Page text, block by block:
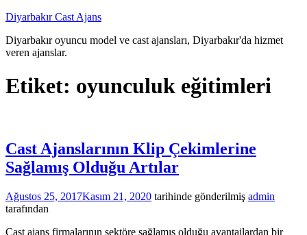
İçeriğe
Diyarbakır Cast Ajans
Diyarbakır oyuncu model ve cast ajansları, Diyarbakır'da hizmet
veren ajanslar.
Etiket: oyunculuk eğitimleri
Cast Ajanslarının Klip Çekimlerine
Sağlamış Olduğu Artılar
Ağustos 25, 2017Kasım 21, 2020 tarihinde gönderilmiş admin
tarafından
Cast ajans firmalarının sektöre sağlamış olduğu avantajlardan bir